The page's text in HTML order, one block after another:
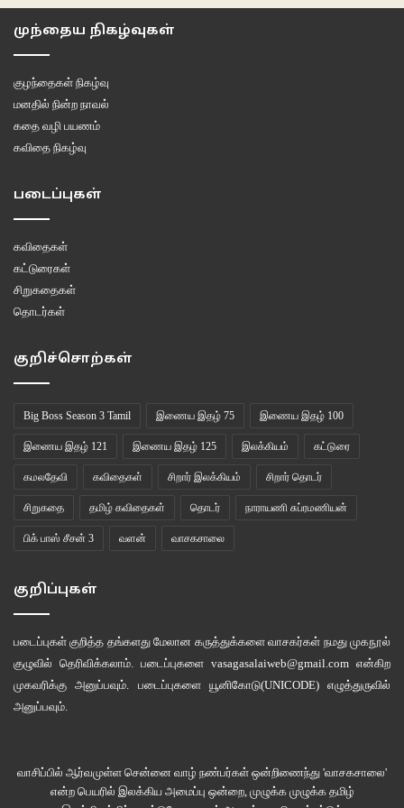
கொஞ்ச விழைகிறது.
கைகளுக்குள்
விரல்களுக்குள்
பொதிந்து அமைதிப்படுத்த விழைகிறது.
உலகின் தாலாட்டுகளைக்
கோதிக்கொடுத்துக்கொண்டே
கூற விழைகிறது.
நன்றியுணர்வாக
இருக்கலாமென நினைக்கிறேன்.
***
ஒரு உள்ளங்கை, எச்சில், கண்கள்
உலகின் கன்னங்களை
எல்லா உணர்வுகளும் தஞ்சமடையும்
ஏகாந்தமொன்று ஒன்றியிருக்கிறது.
அந்த ஏகாந்தத்திற்கு
நாவுகளாலும்
பிறந்த நேரத்திற்கு அருகில்
தோலில் சார்ந்த
ஓர் எச்சிலின் ஈரம்
அழைத்துச் செல்கிறது.
நாவில் திரண்டு சொட்டும்
ஒரு துளி
நெஞ்சு ஒண்டிக்கொள்கிறது.
உலகத்து அன்பின்
முந்தைய நிகழ்வுகள்
குழந்தைகள் நிகழ்வு
மனதில் நின்ற நாவல்
கதை வழி பயணம்
கவிதை நிகழ்வு
படைப்புகள்
கவிதைகள்
கட்டுரைகள்
சிறுகதைகள்
தொடர்கள்
குறிச்சொற்கள்
Big Boss Season 3 Tamil இணைய இதழ் 75 இணைய இதழ் 100
இணைய இதழ் 121 இணைய இதழ் 125 இலக்கியம் கட்டுரை
கமலதேவி கவிதைகள் சிறார் இலக்கியம் சிறார் தொடர்
சிறுகதை தமிழ் கவிதைகள் தொடர் நாராயணி சுப்ரமணியன்
பிக் பாஸ் சீசன் 3 வளன் வாசகசாலை
குறிப்புகள்
படைப்புகள் குறித்த தங்களது மேலான கருத்துக்களை வாசகர்கள் நமது முகநூல்
குழுவில் தெரிவிக்கலாம். படைப்புகளை vasagasalaiweb@gmail.com என்கிற
முகவரிக்கு அனுப்பவும். படைப்புகளை யூனிகோடு(UNICODE)எழுத்துருவில்
அனுப்பவும்.
வாசிப்பில் ஆர்வமுள்ள சென்னை வாழ் நண்பர்கள் ஒன்றிணைந்து 'வாசகசாலை'
என்ற பெயரில் இலக்கிய அமைப்பு ஒன்றை, முழுக்க முழுக்க தமிழ்